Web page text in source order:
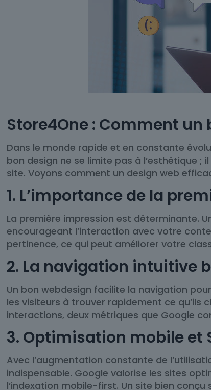
Store4One : Comment un
Dans le monde rapide et en constante
bon design ne se limite pas à l’esthétique
site. Voyons comment un design web
1. L’importance de la
La première impression est déterminante.
encourageant l’interaction avec votre
pertinence, ce qui peut améliorer votre
2. La navigation intuitive
Un bon webdesign facilite la navigation
les visiteurs à trouver rapidement ce qu’ils
interactions, deux métriques que Google
3. Optimisation mobile et
Avec l’augmentation constante de
indispensable. Google valorise les sites
l’indexation mobile-first. Un site bien